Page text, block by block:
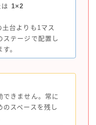
は 1×2
台よりも1マス
ステージで配置し
。
できません。常に
スペースを残し